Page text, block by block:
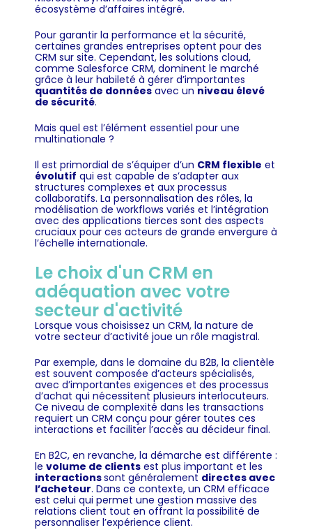
écosystème d’affaires intégré.
Pour garantir la performance et la sécurité,
certaines grandes entreprises optent pour des
CRM sur site. Cependant, les solutions cloud,
comme Salesforce CRM, dominent le marché
grâce à leur habileté à gérer d’importantes
quantités de donnéesavec un niveau élevé
de sécurité.
Mais quel est l’élément essentiel pour une
multinationale ?
Il est primordial de s’équiper d’un CRM flexible et
évolutif qui est capable de s’adapter aux
structures complexes et aux processus
collaboratifs. La personnalisation des rôles, la
modélisation de workflows variés et l’intégration
avec des applications tierces sont des aspects
cruciaux pour ces acteurs de grande envergure à
l’échelle internationale.
Le choix d'un CRM en
adéquation avec votre
secteur d'activité
Lorsque vous choisissez un CRM, la nature de
votre secteur d’activité joue un rôle magistral.
Par exemple, dans le domaine du B2B, la clientèle
est souvent composée d’acteurs spécialisés,
avec d’importantes exigences et des processus
d’achat qui nécessitent plusieurs interlocuteurs.
Ce niveau de complexité dans les transactions
requiert un CRM conçu pour gérer toutes ces
interactions et faciliter l’accès au décideur final.
En B2C, en revanche, la démarche est différente :
le volume de clients est plus important et les
interactionssont généralement directes avec
l’acheteur. Dans ce contexte, un CRM efficace
est celui qui permet une gestion massive des
relations client tout en offrant la possibilité de
personnaliser l’expérience client.